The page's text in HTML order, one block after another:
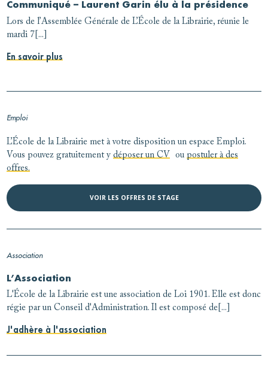
Communiqué – Laurent Garin élu à la présidence
Lors de l’Assemblée Générale de L’École de la Librairie, réunie le
mardi 7[...]
En savoir plus
Emploi
L’École de la Librairie met à votre disposition un espace Emploi.
Vous pouvez gratuitement ydéposer un CV ou postuler à des
offres.
VOIR LES OFFRES DE STAGE
Association
L’Association
L'École de la Librairie est une association de Loi 1901. Elle est donc
régie par un Conseil d'Administration. Il est composé de[...]
J'adhère à l'association